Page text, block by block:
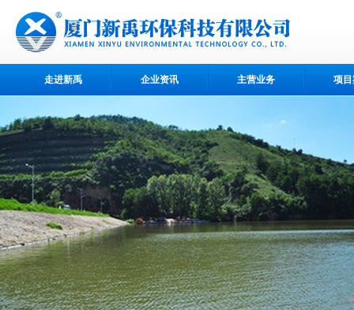
走进新禹 企业资讯 主营业务 项